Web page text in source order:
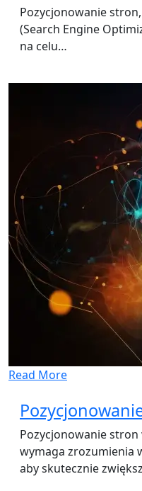
Pozycjonowanie
(Search Engine
na celu…
Read More
Pozycjonowanie
wymaga zrozumienia
aby skutecznie